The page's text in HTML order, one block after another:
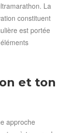
La
constituent
est portée
et ton
approche